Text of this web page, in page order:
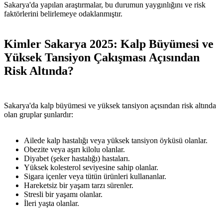
Sakarya'da yapılan araştırmalar, bu durumun yaygınlığını ve risk
faktörlerini belirlemeye odaklanmıştır.
Kimler Sakarya 2025: Kalp Büyümesi ve
Yüksek Tansiyon Çakışması Açısından
Risk Altında?
Sakarya'da kalp büyümesi ve yüksek tansiyon açısından risk altında
olan gruplar şunlardır:
Ailede kalp hastalığı veya yüksek tansiyon öyküsü olanlar.
Obezite veya aşırı kilolu olanlar.
Diyabet (şeker hastalığı) hastaları.
Yüksek kolesterol seviyesine sahip olanlar.
Sigara içenler veya tütün ürünleri kullananlar.
Hareketsiz bir yaşam tarzı sürenler.
Stresli bir yaşamı olanlar.
İleri yaşta olanlar.